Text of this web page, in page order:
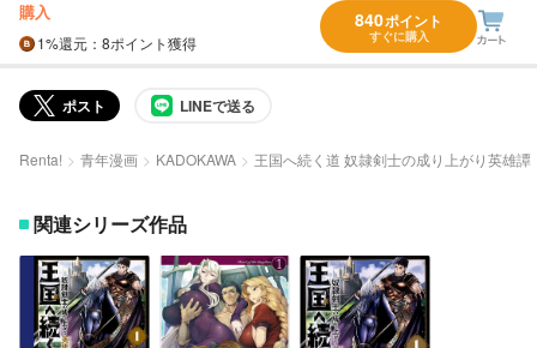
購入
1%還元 ：8ポイント獲得
840ポイント
すぐに購入
ポスト LINEで送る
Renta! 青年漫画 KADOKAWA 王国へ続く道 奴隷剣士の成り上がり英雄譚
関連シリーズ作品